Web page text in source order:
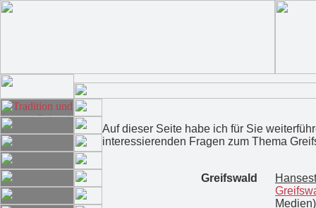
Auf dieser Seite habe ich für Sie
interessierenden Fragen zum Thema
Greifswald
Medien)